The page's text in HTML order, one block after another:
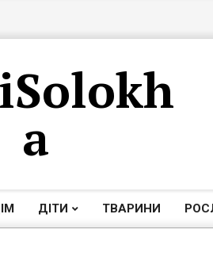
Primary
ДІТИ ТВАРИНИ